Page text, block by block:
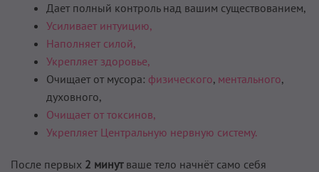
Дает полный контроль над вашим существованием,
Усиливает интуицию,
Наполняет силой,
Укрепляет здоровье,
Очищает от мусора: физического, ментального,
духовного,
Очищает от токсинов,
Укрепляет Центральную нервную систему.
После первых 2 минутваше тело начнёт само себя